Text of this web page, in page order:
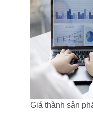
Giá thành sản